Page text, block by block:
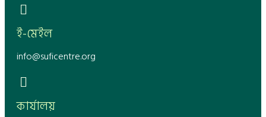
ই-মেইল
info@suficentre.org
কার্যালয়